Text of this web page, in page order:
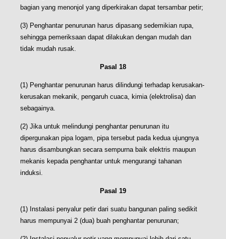
bagian yang menonjol yang diperkirakan dapat tersambar petir;
(3) Penghantar penurunan harus dipasang sedemikian rupa,
sehingga pemeriksaan dapat dilakukan dengan mudah dan
tidak mudah rusak.
Pasal 18
(1) Penghantar penurunan harus dilindungi terhadap kerusakan-
kerusakan mekanik, pengaruh cuaca, kimia (elektrolisa) dan
sebagainya.
(2) Jika untuk melindungi penghantar penurunan itu
dipergunakan pipa logam, pipa tersebut pada kedua ujungnya
harus disambungkan secara sempurna baik elektris maupun
mekanis kepada penghantar untuk mengurangi tahanan
induksi.
Pasal 19
(1) Instalasi penyalur petir dari suatu bangunan paling sedikit
harus mempunyai 2 (dua) buah penghantar penurunan;